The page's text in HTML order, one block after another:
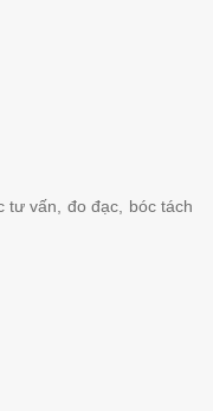
tư vấn, đo đạc, bóc tách